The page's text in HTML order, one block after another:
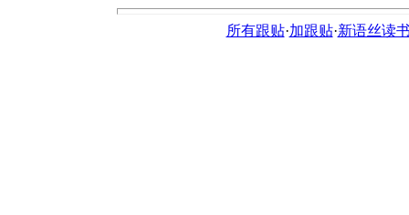
所有跟贴·加跟贴·新语丝读